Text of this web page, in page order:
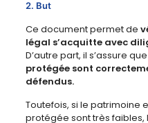
2. But
Ce document permet de
légal s’acquitte avec
D’autre part, il s’assure que
protégée sont
défendus.
Toutefois, si le patrimoine
protégée sont très